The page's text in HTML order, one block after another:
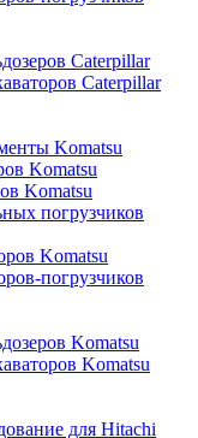
Caterpillar
Caterpillar
Komatsu
Komatsu
Komatsu
погрузчиков
Komatsu
погрузчиков
Komatsu
Komatsu
для Hitachi